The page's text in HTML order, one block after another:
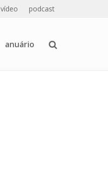
vídeo podcast
anuário